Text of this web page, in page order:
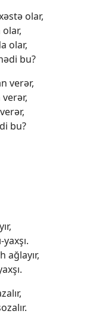
olar,
olar,
bu?
verər,
bu?
ağlayır,